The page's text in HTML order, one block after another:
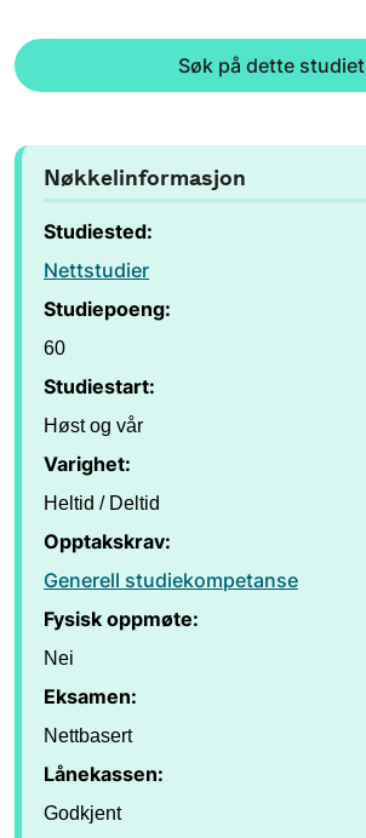
Søk på dette studiet
Nøkkelinformasjon
Studiested:
Nettstudier
Studiepoeng:
60
Studiestart:
Høst og vår
Varighet:
Heltid / Deltid
Opptakskrav:
Generell studiekompetanse
Fysisk oppmøte:
Nei
Eksamen:
Nettbasert
Lånekassen:
Godkjent